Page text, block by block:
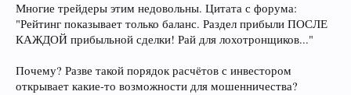
Многие трейдеры этим недовольны. Цитата с форума:
"Рейтинг показывает только баланс. Раздел прибыли ПОСЛЕ
КАЖДОЙ прибыльной сделки! Рай для лохотронщиков..."
Почему? Разве такой порядок расчётов с инвестором
открывает какие-то возможности для мошенничества?